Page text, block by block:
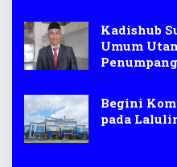
Kadishub
Umum
Penumpang
Begini
pada